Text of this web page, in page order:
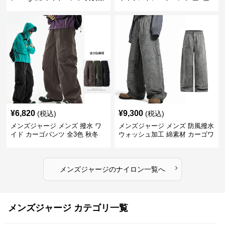
¥6,820 (税込)
メンズジャージ メンズ 撥水 ワ
イド カーゴパンツ 全3色 秋冬
¥9,300 (税込)
メンズジャージ メンズ 防風撥水
ウォッシュ加工 綿素材 カーゴワ
メンズジャージのナイロン一覧へ ›
メンズジャージ カテゴリ一覧